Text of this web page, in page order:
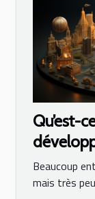
Qu’est-
Beaucoup
mais très